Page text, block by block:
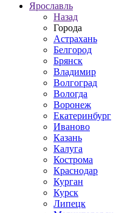
Ярославль
Назад
Города
Астрахань
Белгород
Брянск
Владимир
Волгоград
Вологда
Воронеж
Екатеринбург
Иваново
Казань
Калуга
Кострома
Краснодар
Курган
Курск
Липецк